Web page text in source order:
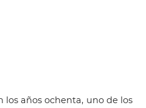
los años ochenta, uno de los